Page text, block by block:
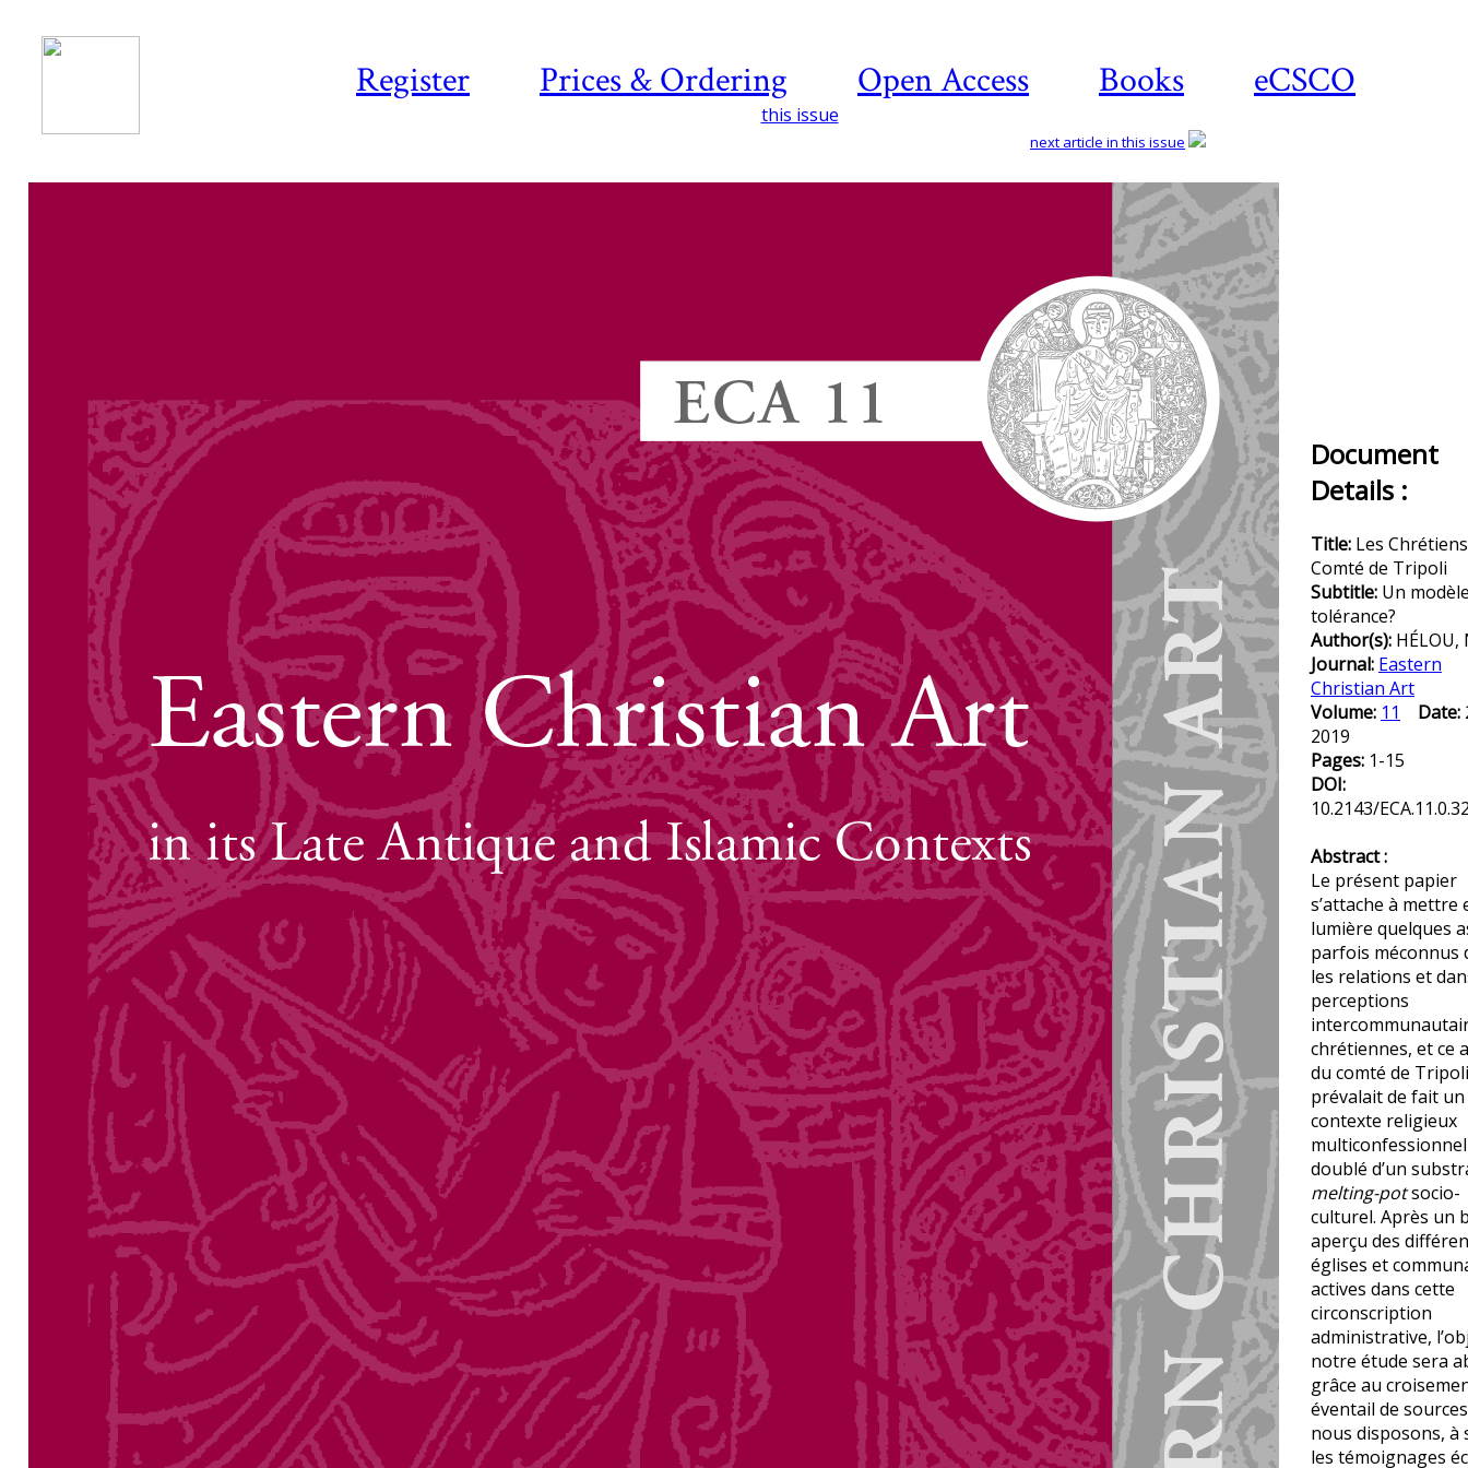
Register Prices & Ordering Open Access Books eCSCO
this issue
next article in this issue
Document
Details :
Title: Les
Comté de Tripoli
Subtitle: Un
tolérance?
Author(s): HÉLOU,
Journal: Eastern
Christian Art
Volume: 11 Date:
2019
Pages: 1-15
DOI:
10.2143/
Abstract :
Le présent papier
s’attache à mettre
lumière quelques
parfois méconnus
les relations et
perceptions
chrétiennes, et ce
du comté de
prévalait de fait un
contexte religieux
multiconfessionnel
doublé d’un
melting-potsocio-
culturel. Après un
aperçu des
églises et
actives dans cette
circonscription
administrative,
notre étude sera
grâce au
éventail de
nous disposons, à
les témoignages